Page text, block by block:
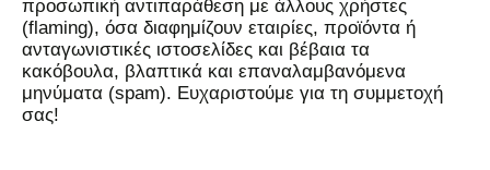
προσωπική αντιπαράθεση με άλλους χρήστες
(flaming), όσα διαφημίζουν εταιρίες, προϊόντα ή
ανταγωνιστικές ιστοσελίδες και βέβαια τα
κακόβουλα, βλαπτικά και επαναλαμβανόμενα
μηνύματα (spam). Ευχαριστούμε για τη συμμετοχή
σας!